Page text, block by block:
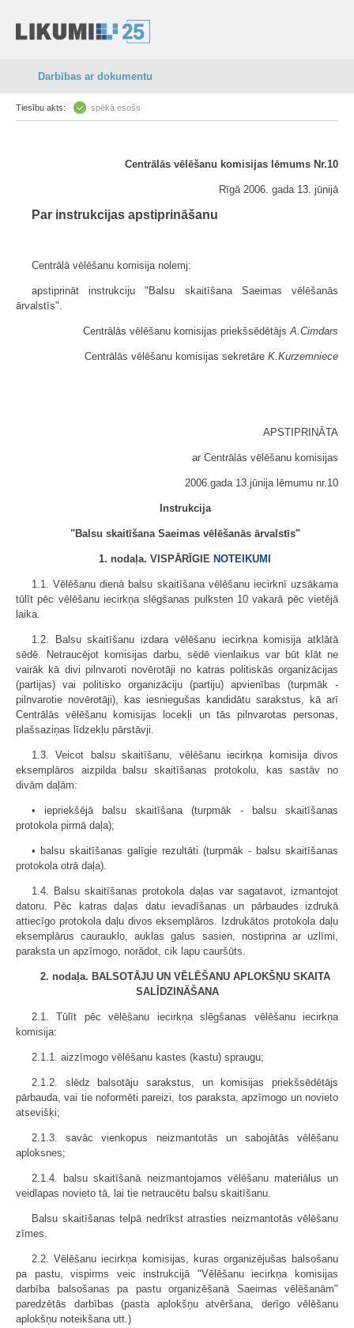
Darbības ar dokumentu
Tiesību akts: spēkā esošs
Centrālās vēlēšanu komisijas lēmums Nr.10
Rīgā 2006. gada 13. jūnijā
Par instrukcijas apstiprināšanu
Centrālā vēlēšanu komisija nolemj:
apstiprināt instrukciju "Balsu skaitīšana Saeimas vēlēšanās
ārvalstīs".
Centrālās vēlēšanu komisijas priekšsēdētājsA.Cimdars
Centrālās vēlēšanu komisijas sekretāre K.Kurzemniece
APSTIPRINĀTA
ar Centrālās vēlēšanu komisijas
2006.gada 13.jūnija lēmumu nr.10
Instrukcija
"Balsu skaitīšana Saeimas vēlēšanās ārvalstīs"
1. nodaļa. VISPĀRĪGIE NOTEIKUMI
1.1. Vēlēšanu dienā balsu skaitīšana vēlēšanu iecirknī uzsākama
tūlīt pēc vēlēšanu iecirkņa slēgšanas pulksten 10 vakarā pēc vietējā
laika.
1.2. Balsu skaitīšanu izdara vēlēšanu iecirkņa komisija atklātā
sēdē. Netraucējot komisijas darbu, sēdē vienlaikus var būt klāt ne
vairāk kā divi pilnvaroti novērotāji no katras politiskās organizācijas
(partijas) vai politisko organizāciju (partiju) apvienības (turpmāk -
pilnvarotie novērotāji), kas iesniegušas kandidātu sarakstus, kā arī
Centrālās vēlēšanu komisijas locekļi un tās pilnvarotas personas,
plašsaziņas līdzekļu pārstāvji.
1.3. Veicot balsu skaitīšanu, vēlēšanu iecirkņa komisija divos
eksemplāros aizpilda balsu skaitīšanas protokolu, kas sastāv no
divām daļām:
• iepriekšējā balsu skaitīšana (turpmāk - balsu skaitīšanas
protokola pirmā daļa);
• balsu skaitīšanas galīgie rezultāti (turpmāk - balsu skaitīšanas
protokola otrā daļa).
1.4. Balsu skaitīšanas protokola daļas var sagatavot, izmantojot
datoru. Pēc katras daļas datu ievadīšanas un pārbaudes izdrukā
attiecīgo protokola daļu divos ek­semplāros. Izdrukātos protokola daļu
ek­semplārus caurauklo, auklas galus sasien, nostiprina ar uzlīmi,
paraksta un apzīmogo, norādot, cik lapu cauršūts.
2. nodaļa. BALSOTĀJU UN VĒLĒŠANU APLOKŠŅU SKAITA
SALĪDZINĀŠANA
2.1. Tūlīt pēc vēlēšanu iecirkņa slēgšanas vēlēšanu iecirkņa
komisija:
2.1.1. aizzīmogo vēlēšanu kastes (kastu) spraugu;
2.1.2. slēdz balsotāju sarakstus, un komisijas priekšsēdētājs
pārbauda, vai tie noformēti pareizi, tos paraksta, apzīmogo un novieto
atsevišķi;
2.1.3. savāc vienkopus neizmantotās un sabojātās vēlēšanu
aploksnes;
2.1.4. balsu skaitīšanā neizmantojamos vēlēšanu materiālus un
veidlapas novieto tā, lai tie netraucētu balsu skaitīšanu.
Balsu skaitīšanas telpā nedrīkst atrasties neizmantotās vēlēšanu
zīmes.
2.2. Vēlēšanu iecirkņa komisijas, kuras organizējušas balsošanu
pa pastu, vispirms veic instrukcijā "Vēlēšanu iecirkņa komisijas
darbība balsošanas pa pastu organizēšanā Saeimas vēlēšanām"
paredzētās darbības (pasta aplokšņu atvēršana, derīgo vēlēšanu
aplokšņu noteikšana utt.)